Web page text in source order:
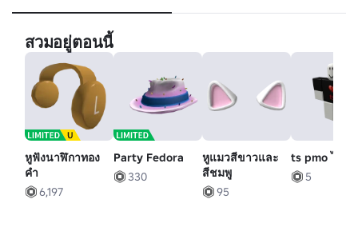
สวมอยู่ตอนนี้
หูฟังนาฬิกาทอง
คํา
6,197
Party Fedora
330
หูแมวสีขาวและ
สีชมพู
95
ts pmo ได้
5